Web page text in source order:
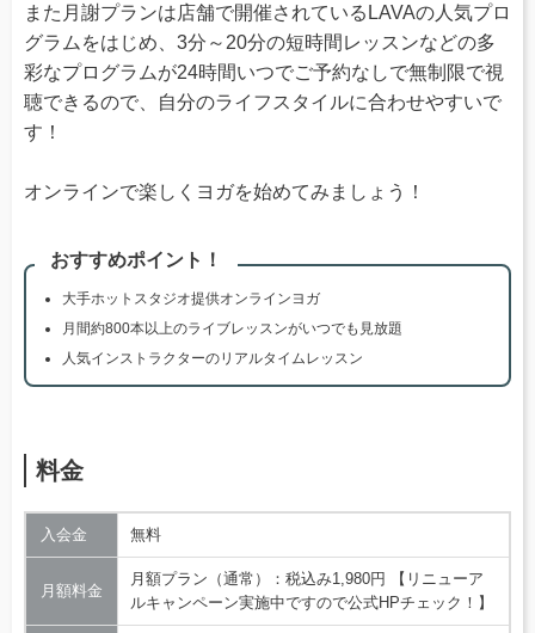
また月謝プランは店舗で開催されているLAVAの人気プロ
グラムをはじめ、3分～20分の短時間レッスンなどの多
彩なプログラムが24時間いつでご予約なしで無制限で視
聴できるので、自分のライフスタイルに合わせやすいで
す！
オンラインで楽しくヨガを始めてみましょう！
おすすめポイント！
大手ホットスタジオ提供オンラインヨガ
月間約800本以上のライブレッスンがいつでも見放題
人気インストラクターのリアルタイムレッスン
料金
入会金 無料
月額料金
月額プラン（通常）：税込み1,980円 【リニューア
ルキャンペーン実施中ですので公式HPチェック！】